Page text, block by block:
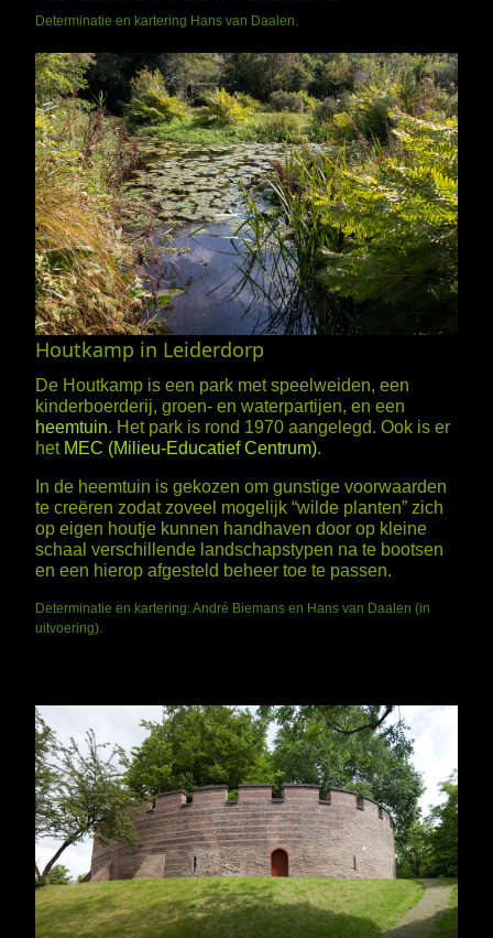
Determinatie en kartering Hans van Daalen.
Houtkamp in Leiderdorp
De Houtkamp is een park met speelweiden, een
kinderboerderij, groen- en waterpartijen, en een
heemtuin. Het park is rond 1970 aangelegd. Ook is er
het MEC (Milieu-Educatief Centrum).
In de heemtuin is gekozen om gunstige voorwaarden
te creëren zodat zoveel mogelijk “wilde planten” zich
op eigen houtje kunnen handhaven door op kleine
schaal verschillende landschapstypen na te bootsen
en een hierop afgesteld beheer toe te passen.
Determinatie en kartering: André Biemans en Hans van Daalen (in
uitvoering).